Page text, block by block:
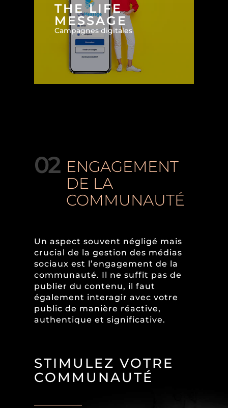
THE LIFE
MESSAGE
Campagnes digitales
02 ENGAGEMENT
DE LA
COMMUNAUTÉ
Un aspect souvent négligé mais
crucial de la gestion des médias
sociaux est l’engagement de la
communauté. Il ne suffit pas de
publier du contenu, il faut
également interagir avec votre
public de manière réactive,
authentique et significative.
STIMULEZ VOTRE
COMMUNAUTÉ